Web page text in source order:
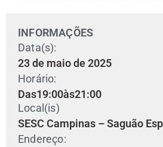
INFORMAÇÕES
Data(s):
23 de maio de 2025
Horário:
Das19:00às21:00
Local(is)
SESC Campinas – Saguão
Endereço: